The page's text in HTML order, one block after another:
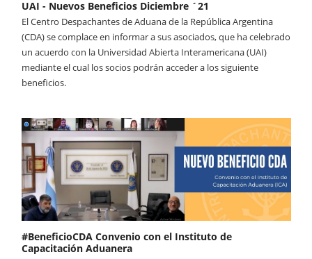
UAI - Nuevos Beneficios Diciembre ´21
El Centro Despachantes de Aduana de la República Argentina
(CDA) se complace en informar a sus asociados, que ha celebrado
un acuerdo con la Universidad Abierta Interamericana (UAI)
mediante el cual los socios podrán acceder a los siguiente
beneficios.
#BeneficioCDA Convenio con el Instituto de
Capacitación Aduanera